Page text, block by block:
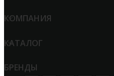
КОМПАНИЯ
КАТАЛОГ
БРЕНДЫ